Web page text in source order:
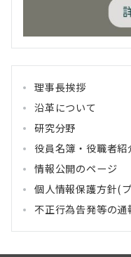
理事長挨拶
沿革について
研究分野
役員名簿・役職者
情報公開のページ
個人情報保護方針(
不正行為告発等の通